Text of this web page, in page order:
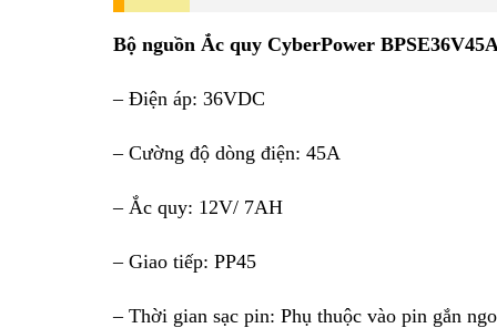
Bộ nguồn Ắc quy CyberPower
– Điện áp: 36VDC
– Cường độ dòng điện: 45A
– Ắc quy: 12V/ 7AH
– Giao tiếp: PP45
– Thời gian sạc pin: Phụ thuộc vào pin gắn